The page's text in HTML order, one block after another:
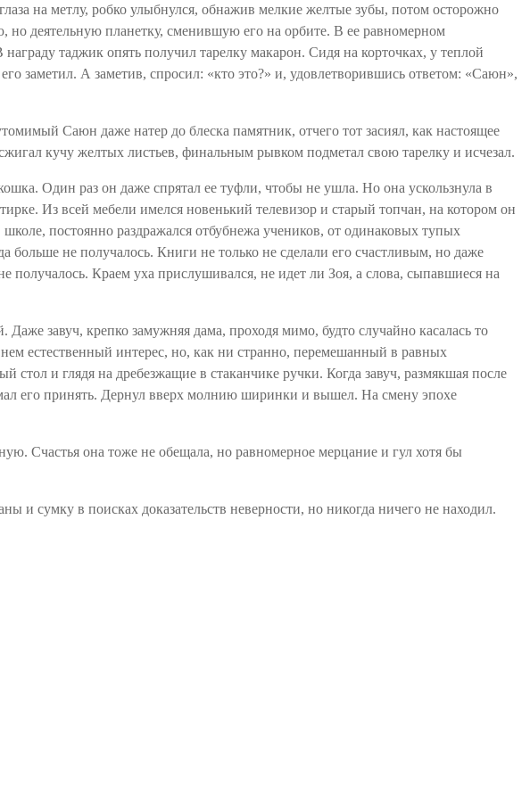
на метлу, робко улыбнулся, обнажив мелкие желтые зубы, потом осторожно
но деятельную планетку, сменившую его на орбите. В ее равномерном
награду таджик опять получил тарелку макарон. Сидя на корточках, у теплой
заметил. А заметив, спросил: «кто это?» и, удовлетворившись ответом: «Саюн»,
Саюн даже натер до блеска памятник, отчего тот засиял, как настоящее
кучу желтых листьев, финальным рывком подметал свою тарелку и исчезал.
Один раз он даже спрятал ее туфли, чтобы не ушла. Но она ускользнула в
Из всей мебели имелся новенький телевизор и старый топчан, на котором он
постоянно раздражался отбубнежа учеников, от одинаковых тупых
больше не получалось. Книги не только не сделали его счастливым, но даже
получалось. Краем уха прислушивался, не идет ли Зоя, а слова, сыпавшиеся на
завуч, крепко замужняя дама, проходя мимо, будто случайно касалась то
естественный интерес, но, как ни странно, перемешанный в равных
стол и глядя на дребезжащие в стаканчике ручки. Когда завуч, размякшая после
его принять. Дернул вверх молнию ширинки и вышел. На смену эпохе
Счастья она тоже не обещала, но равномерное мерцание и гул хотя бы
и сумку в поисках доказательств неверности, но никогда ничего не находил.